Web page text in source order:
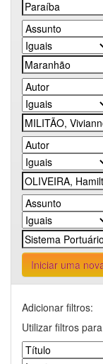
Iniciar uma
Adicionar filtros:
Utilizar filtros